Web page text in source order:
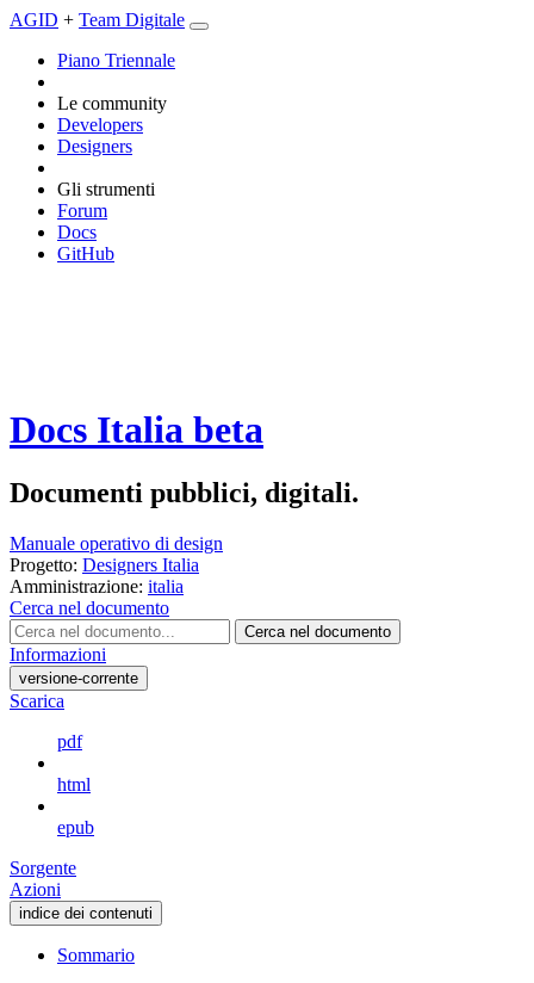
AGID + Team Digitale
Piano Triennale
Le community
Developers
Designers
Gli strumenti
Forum
Docs
GitHub
Docs Italia beta
Documenti pubblici, digitali.
Manuale operativo di design
Progetto: Designers Italia
Amministrazione: italia
Cerca nel documento
Cerca nel documento
Informazioni
versione-corrente
Scarica
pdf
html
epub
Sorgente
Azioni
indice dei contenuti
Sommario